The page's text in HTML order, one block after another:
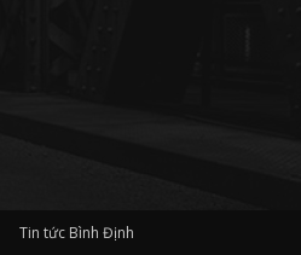
Tin tức Bình Định